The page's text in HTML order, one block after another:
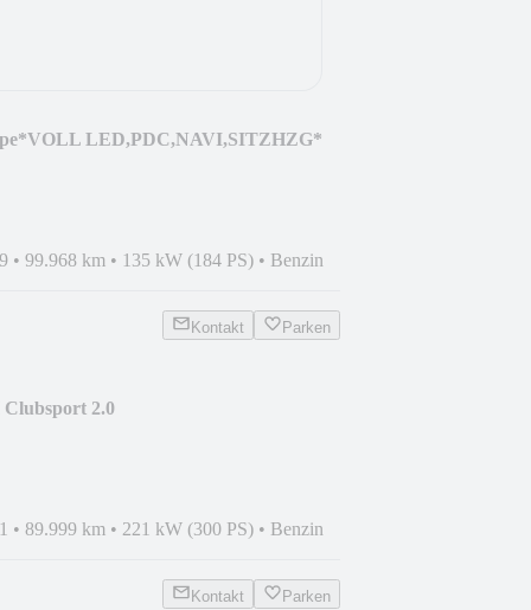
LED,PDC,NAVI,SITZHZG*
• 99.968 km • 135 kW (184 PS) • Benzin
Kontakt Parken
2.0
• 89.999 km • 221 kW (300 PS) • Benzin
Kontakt Parken